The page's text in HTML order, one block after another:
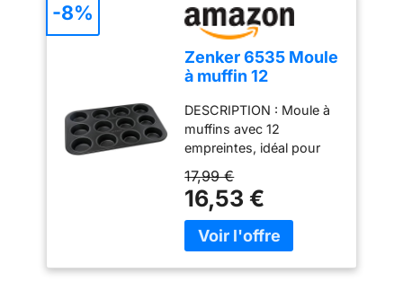
Zenker 6535 Moule
à muffin 12
à gâteau, moule
pour 12 muffins,
moule à cupcake,
Acier, Noir, 38,5 x
26,5 x 3 cm
DESCRIPTION : Moule à
muffins avec 12
empreintes, idéal pour
pommes ou des muffins
au chocolat LE PETIT + :
Dans notre moule à
gâteau vous pouvez
17,99 €
16,53 €
-8%